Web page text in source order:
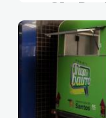
na São